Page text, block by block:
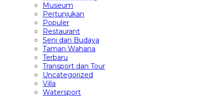
Museum
Pertunjukan
Populer
Restaurant
Seni dan Budaya
Taman Wahana
Terbaru
Transport dan Tour
Uncategorized
Villa
Watersport